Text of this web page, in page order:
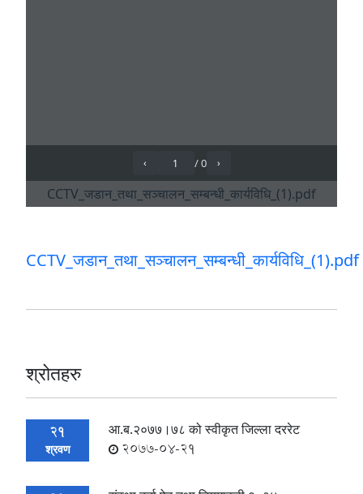
CCTV_जडान_तथा_सञ्चालन_सम्बन्धी_कार्यविधि_(1).pdf
श्रोतहरु
21
श्रवण
आ.ब.२०७७।७८ को स्वीकृत जिल्ला दररेट
2077-04-21